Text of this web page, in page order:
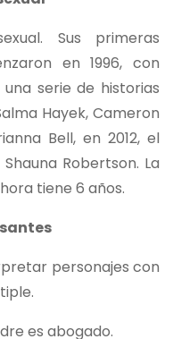
Sus primeras
en 1996, con
serie de historias
Hayek, Cameron
Bell, en 2012, el
Robertson. La
tiene 6 años.
personajes con
es abogado.